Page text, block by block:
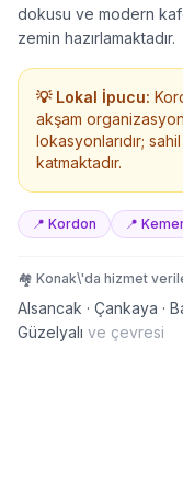
dokusu ve modern
zemin hazırlamaktadır.
💡 Lokal İpucu:
akşam
lokasyonlarıdır;
katmaktadır.
📍 Kordon 📍
🏘️ Konak\'da hizmet
Alsancak · Çankaya ·
Güzelyalı ve çevresi